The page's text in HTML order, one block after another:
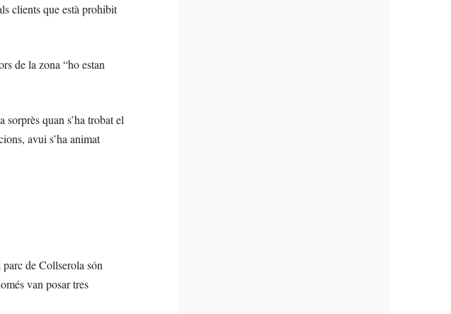
clients que està prohibit
de la zona “ho estan
quan s’ha trobat el
avui s’ha animat
de Collserola són
van posar tres